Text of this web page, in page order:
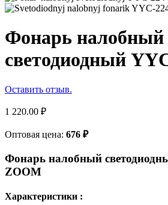
Фонарь налобный
светодиодный
Оставить отзыв.
1 220.00 ₽
Оптовая цена: 676 ₽
Фонарь налобный
ZOOM
Характеристики :